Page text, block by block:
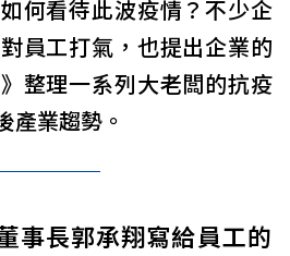
何看待此波疫情？不少企
員工打氣，也提出企業的
整理一系列大老闆的抗疫
產業趨勢。
事長郭承翔寫給員工的